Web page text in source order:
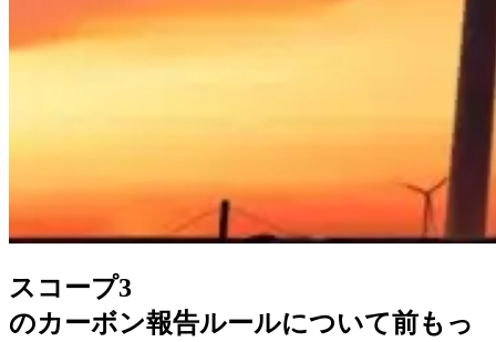
スコープ3
のカーボン報告ルールについて前もっ